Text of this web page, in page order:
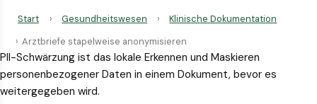
Start › Gesundheitswesen ›
Klinische Dokumentation
› Arztbriefe stapelweise anonymisieren
PII-Schwärzung ist das lokale Erkennen und Maskieren
personenbezogener Daten in einem Dokument, bevor es
weitergegeben wird.